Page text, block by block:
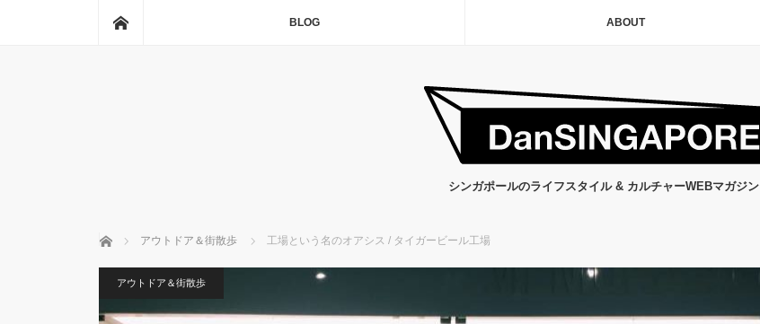
BLOG ABOUT
シンガポールのライフスタイル & カルチャーWEBマガジン
ホーム アウトドア＆街散歩 工場という名のオアシス / タイガービール工場
アウトドア＆街散歩